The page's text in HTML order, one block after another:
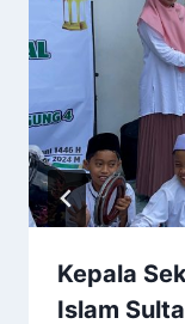
Kepala
Islam